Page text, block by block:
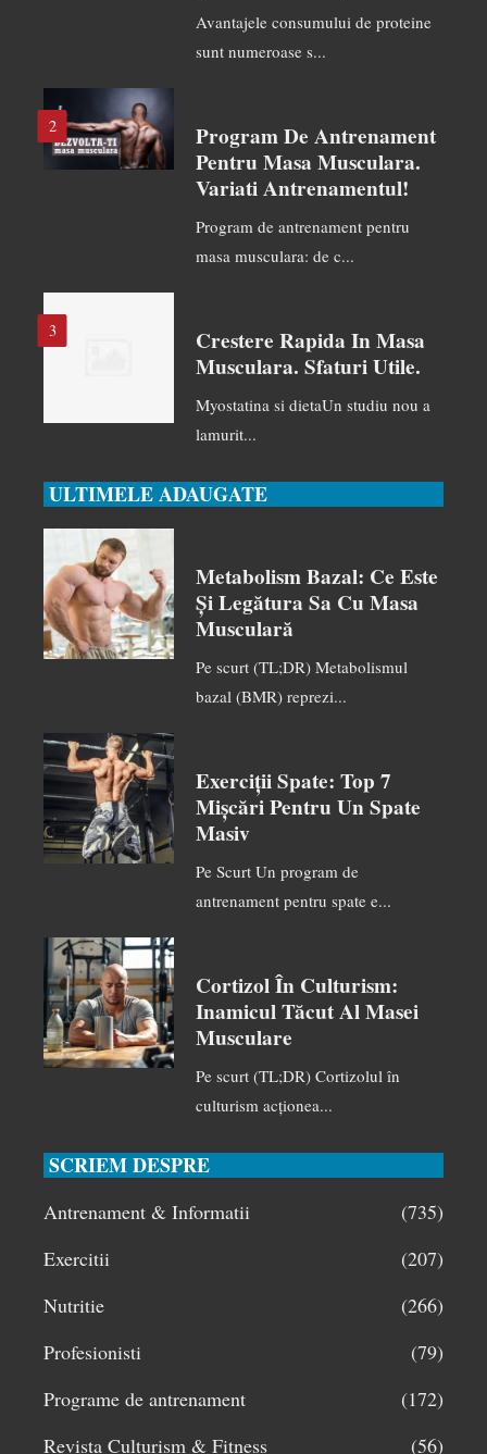
Avantajele consumului de proteine
sunt numeroase s...
2
Program De Antrenament
Pentru Masa Musculara.
Variati Antrenamentul!
Program de antrenament pentru
masa musculara: de c...
3
Crestere Rapida In Masa
Musculara. Sfaturi Utile.
Myostatina si dietaUn studiu nou a
lamurit...
ULTIMELE ADAUGATE
Metabolism Bazal: Ce Este
Și Legătura Sa Cu Masa
Musculară
Pe scurt (TL;DR) Metabolismul
bazal (BMR) reprezi...
Exerciții Spate: Top 7
Mișcări Pentru Un Spate
Masiv
Pe Scurt Un program de
antrenament pentru spate e...
Cortizol În Culturism:
Inamicul Tăcut Al Masei
Musculare
Pe scurt (TL;DR) Cortizolul în
culturism acționea...
SCRIEM DESPRE
Antrenament & Informatii
(735)
Exercitii
(207)
Nutritie
(266)
Profesionisti
(79)
Programe de antrenament
(172)
Revista Culturism & Fitness
(56)